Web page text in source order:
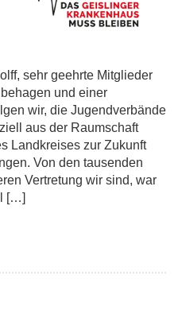
sehr geehrte Mitglieder
und einer
wir, die Jugendverbände
aus der Raumschaft
Landkreises zur Zukunft
Von den tausenden
Vertretung wir sind, war
[…]